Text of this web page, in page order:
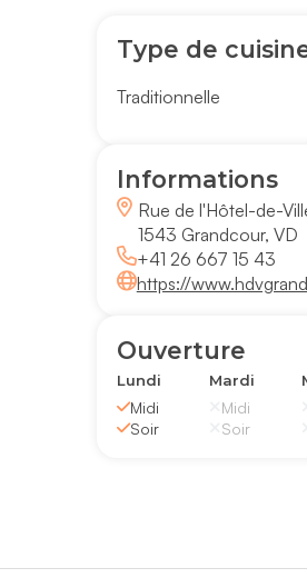
Type de
Traditionnelle
Informations
Rue de l'Hôtel-de-
1543 Grandcour, VD
+41 26 667 15 43
https://
Ouverture
Lundi
Midi
Soir
Mardi
Midi
Soir